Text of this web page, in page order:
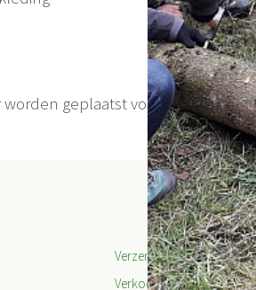
geplaatst voor dit
Verzendinformatie
Verkooppunten 2026